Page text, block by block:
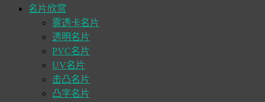
名片欣赏
雾透卡名片
透明名片
PVC名片
UV名片
击凸名片
凸字名片